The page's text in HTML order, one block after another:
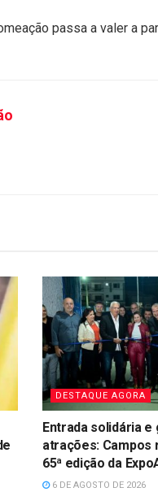
passa a valer a
DESTAQUE AGORA
Entrada solidária e
atrações: Campos
65ª edição da
6 DE AGOSTO DE 2026